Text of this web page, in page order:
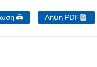
🖨
Λήψη PDF